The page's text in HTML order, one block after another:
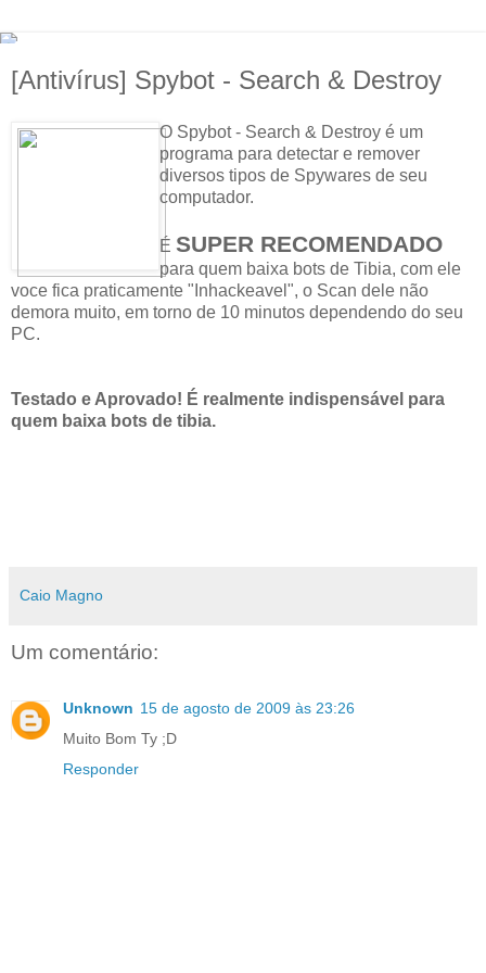
[Antivírus] Spybot - Search & Destroy
O Spybot - Search & Destroy é um
programa para detectar e remover
diversos tipos de Spywares de seu
computador.
É SUPER RECOMENDADO
para quem baixa bots de Tibia, com ele
voce fica praticamente "Inhackeavel", o Scan dele não
demora muito, em torno de 10 minutos dependendo do seu
PC.
Testado e Aprovado! É realmente indispensável para
quem baixa bots de tibia.
Caio Magno
Um comentário:
Unknown 15 de agosto de 2009 às 23:26
Muito Bom Ty ;D
Responder